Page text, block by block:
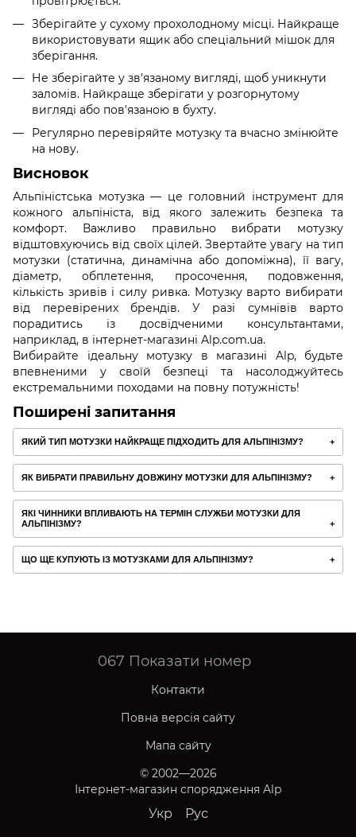
Зберігайте у сухому прохолодному місці. Найкраще
використовувати ящик або спеціальний мішок для
зберігання.
Не зберігайте у зв'язаному вигляді, щоб уникнути
заломів. Найкраще зберігати у розгорнутому
вигляді або пов'язаною в бухту.
Регулярно перевіряйте мотузку та вчасно змінюйте
на нову.
Висновок
Альпіністська мотузка — це головний інструмент для
кожного альпініста, від якого залежить безпека та
комфорт. Важливо правильно вибрати мотузку
відштовхуючись від своїх цілей. Звертайте увагу на тип
мотузки (статична, динамічна або допоміжна), її вагу,
діаметр, обплетення, просочення, подовження,
кількість зривів і силу ривка. Мотузку варто вибирати
від перевірених брендів. У разі сумнівів варто
порадитись із досвідченими консультантами,
наприклад, в інтернет-магазині Alp.com.ua.
Вибирайте ідеальну мотузку в магазині Alp, будьте
впевненими у своїй безпеці та насолоджуйтесь
екстремальними походами на повну потужність!
Поширені запитання
ЯКИЙ ТИП МОТУЗКИ НАЙКРАЩЕ ПІДХОДИТЬ ДЛЯ АЛЬПІНІЗМУ?
ЯК ВИБРАТИ ПРАВИЛЬНУ ДОВЖИНУ МОТУЗКИ ДЛЯ АЛЬПІНІЗМУ?
ЯКІ ЧИННИКИ ВПЛИВАЮТЬ НА ТЕРМІН СЛУЖБИ МОТУЗКИ ДЛЯ
АЛЬПІНІЗМУ?
ЩО ЩЕ КУПУЮТЬ ІЗ МОТУЗКАМИ ДЛЯ АЛЬПІНІЗМУ?
067 Показати номер
Контакти
Повна версія сайту
Мапа сайту
© 2002—2026
Інтернет-магазин спорядження Alp
Укр Рус